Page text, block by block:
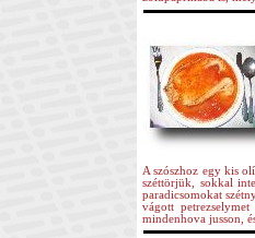
A szószhoz egy kis
széttörjük, sokkal
paradicsomokat
vágott
mindenhova jusson,